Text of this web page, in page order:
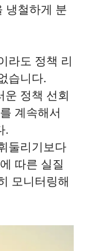
냉철하게 분
라도 정책 리
습니다.
운 정책 선회
계속해서
.
둘리기보다
따른 실질
모니터링해